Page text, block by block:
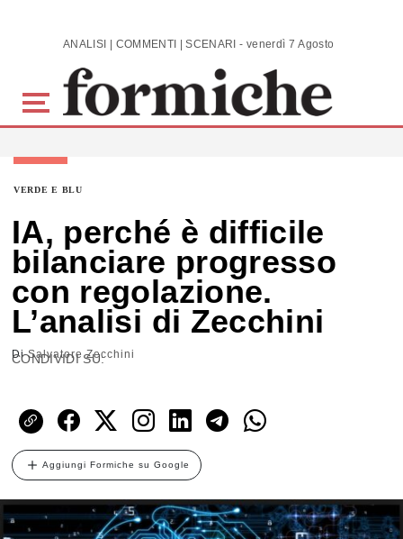
Skip to main content ANALISI | COMMENTI | SCENARI - venerdì 7 Agosto 2026
VERDE E BLU
IA, perché è difficile
bilanciare progresso
con regolazione.
L’analisi di Zecchini
DiSalvatore Zecchini
CONDIVIDI SU:
Aggiungi Formiche su Google